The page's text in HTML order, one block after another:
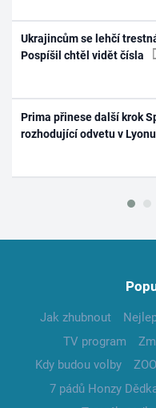
Ukrajincům se lehčí
Pospíšil chtěl vidět čísla
Prima přinese další krok
rozhodující odvetu v Lyonu
Jak zhubnout
TV program
Kdy budou volby
7 pádů Honzy